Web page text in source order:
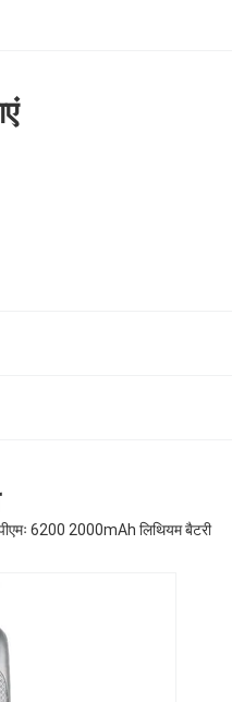
6200 2000mAh लिथियम बैटरी